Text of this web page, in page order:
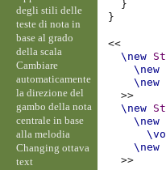
}
}
<<
\new
\new
\new
>>
\new
\new
\new
>>
degli stili delle
teste di nota in
base al grado
della scala
Cambiare
automaticamente
la direzione del
gambo della nota
centrale in base
alla melodia
Changing ottava
text